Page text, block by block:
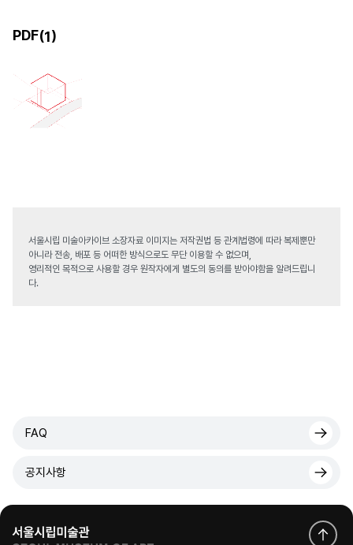
PDF(1)
서울시립 미술아카이브 소장자료 이미지는 저작권법 등 관계법령에 따라 복제뿐만
아니라 전송, 배포 등 어떠한 방식으로도 무단 이용할 수 없으며,
영리적인 목적으로 사용할 경우 원작자에게 별도의 동의를 받아야함을 알려드립니
다.
FAQ
공지사항